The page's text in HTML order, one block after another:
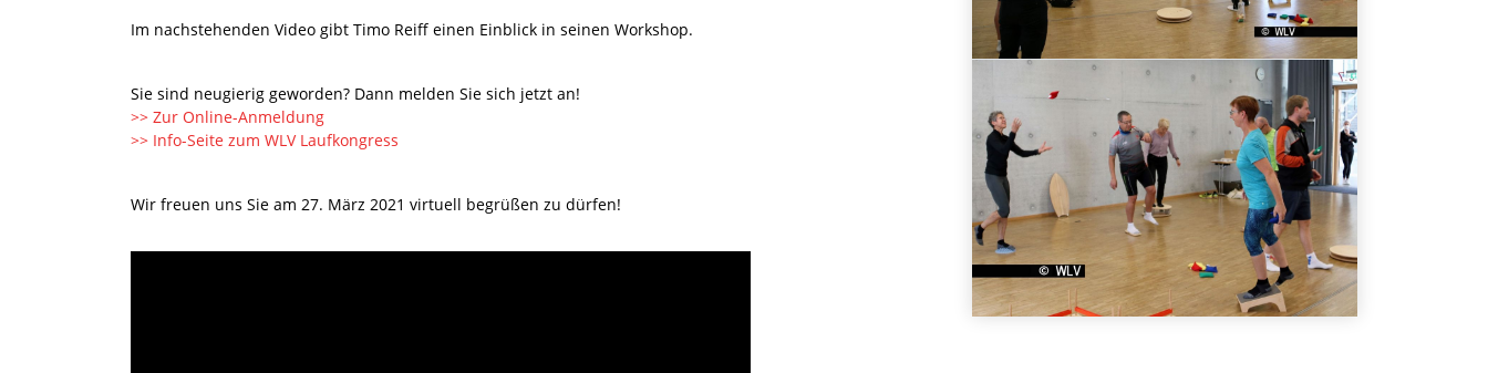
Im nachstehenden Video gibt Timo Reiff einen Einblick in seinen Workshop.
Sie sind neugierig geworden? Dann melden Sie sich jetzt an!
>> Zur Online-Anmeldung
>> Info-Seite zum WLV Laufkongress
Wir freuen uns Sie am 27. März 2021 virtuell begrüßen zu dürfen!